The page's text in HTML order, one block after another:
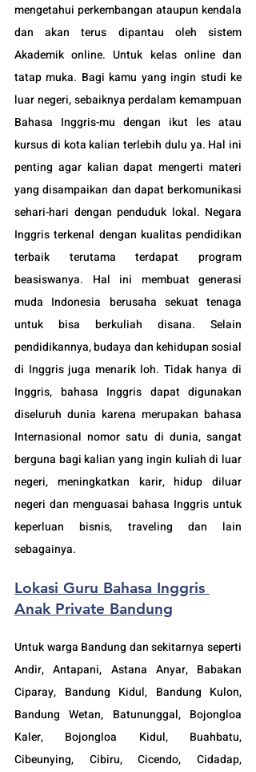
mengetahui perkembangan ataupun kendala
dan akan terus dipantau oleh sistem
Akademik online. Untuk kelas online dan
tatap muka. Bagi kamu yang ingin studi ke
luar negeri, sebaiknya perdalam kemampuan
Bahasa Inggris-mu dengan ikut les atau
kursus di kota kalian terlebih dulu ya. Hal ini
penting agar kalian dapat mengerti materi
yang disampaikan dan dapat berkomunikasi
sehari-hari dengan penduduk lokal. Negara
Inggris terkenal dengan kualitas pendidikan
terbaik terutama terdapat program
beasiswanya. Hal ini membuat generasi
muda Indonesia berusaha sekuat tenaga
untuk bisa berkuliah disana. Selain
pendidikannya, budaya dan kehidupan sosial
di Inggris juga menarik loh. Tidak hanya di
Inggris, bahasa Inggris dapat digunakan
diseluruh dunia karena merupakan bahasa
Internasional nomor satu di dunia, sangat
berguna bagi kalian yang ingin kuliah di luar
negeri, meningkatkan karir, hidup diluar
negeri dan menguasai bahasa Inggris untuk
keperluan bisnis, traveling dan lain
sebagainya.
Lokasi Guru Bahasa Inggris
Anak Private Bandung
Untuk warga Bandung dan sekitarnya seperti
Andir, Antapani, Astana Anyar, Babakan
Ciparay, Bandung Kidul, Bandung Kulon,
Bandung Wetan, Batununggal, Bojongloa
Kaler, Bojongloa Kidul, Buahbatu,
Cibeunying, Cibiru, Cicendo, Cidadap,